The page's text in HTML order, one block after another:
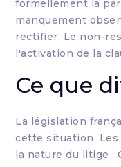
formellement la
manquement
rectifier. Le non-
l'activation de la
Ce que
La législation
cette situation.
la nature du litige :